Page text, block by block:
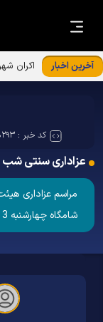
آخرین اخبار
اکران
کد خبر :
عزاداری سنتی
مراسم عزاداری
شامگاه چهارشنبه 3 تیر ۱۴۰۵ در حسینیه حرم برگزار شد.